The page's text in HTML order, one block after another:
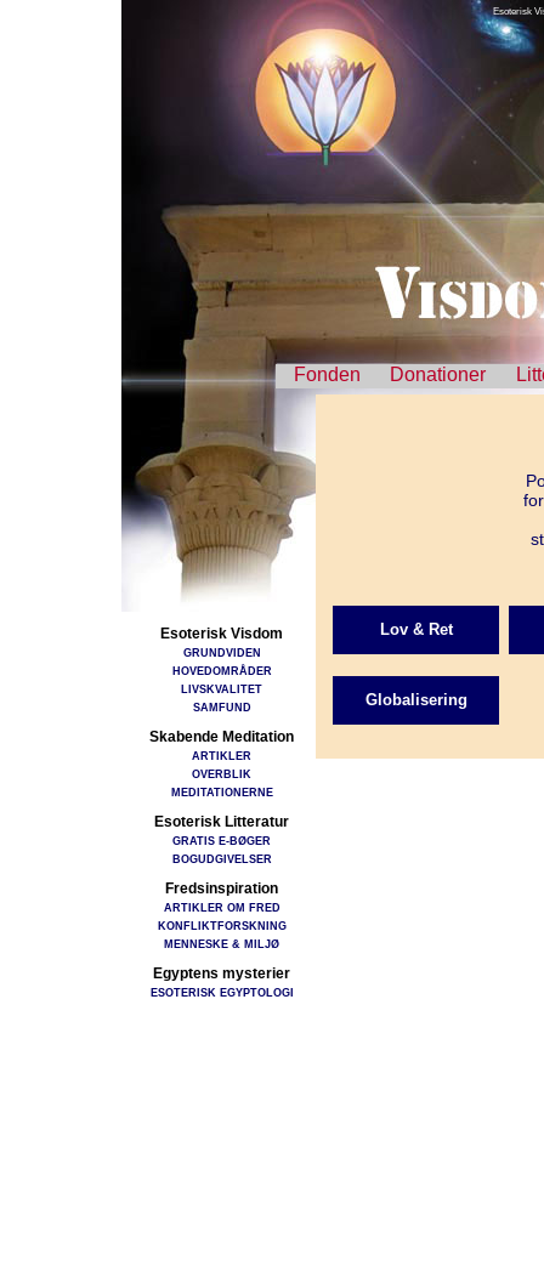
Esoterisk
Fonden Donationer
Esoterisk Visdom
GRUNDVIDEN
HOVEDOMRÅDER
LIVSKVALITET
SAMFUND
Skabende Meditation
ARTIKLER
OVERBLIK
MEDITATIONERNE
Esoterisk Litteratur
GRATIS E-BØGER
BOGUDGIVELSER
Fredsinspiration
ARTIKLER OM FRED
KONFLIKTFORSKNING
MENNESKE & MILJØ
Egyptens mysterier
ESOTERISK EGYPTOLOGI
Lov & Ret
Globalisering